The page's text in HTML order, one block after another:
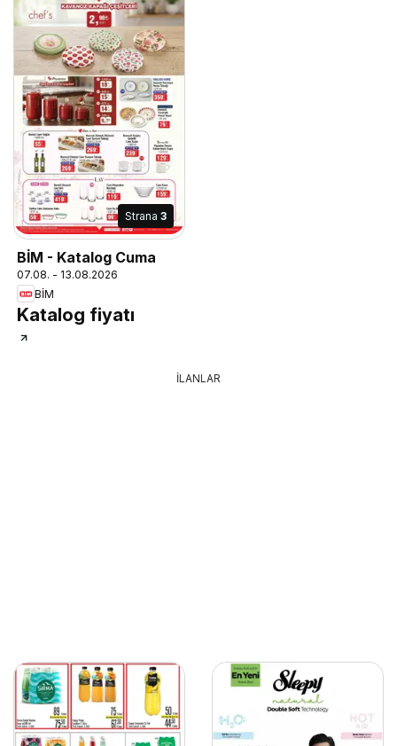
Strana 3
BİM - Katalog Cuma
07.08. - 13.08.2026
BİM
Katalog fiyatı
İLANLAR